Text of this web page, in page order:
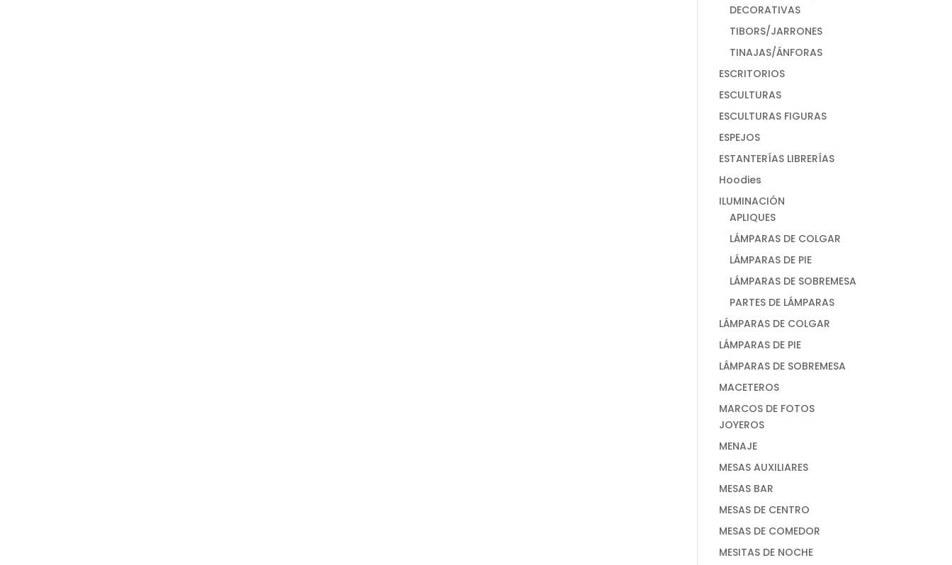
DECORATIVAS
TIBORS/JARRONES
TINAJAS/ÁNFORAS
ESCRITORIOS
ESCULTURAS
ESCULTURAS FIGURAS
ESPEJOS
ESTANTERÍAS LIBRERÍAS
Hoodies
ILUMINACIÓN
APLIQUES
LÁMPARAS DE COLGAR
LÁMPARAS DE PIE
LÁMPARAS DE SOBREMESA
PARTES DE LÁMPARAS
LÁMPARAS DE COLGAR
LÁMPARAS DE PIE
LÁMPARAS DE SOBREMESA
MACETEROS
MARCOS DE FOTOS
JOYEROS
MENAJE
MESAS AUXILIARES
MESAS BAR
MESAS DE CENTRO
MESAS DE COMEDOR
MESITAS DE NOCHE